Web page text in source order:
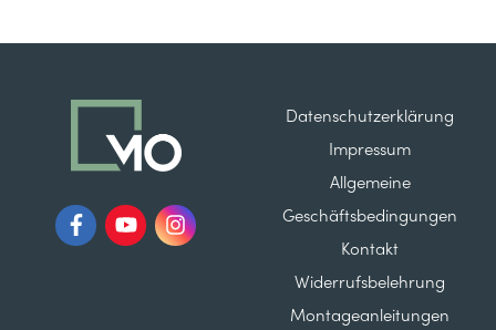
Datenschutzerklärung
Impressum
Allgemeine
Geschäftsbedingungen
Kontakt
Widerrufsbelehrung
Montageanleitungen